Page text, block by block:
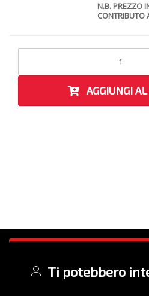
N.B. PREZZO
CONTRIBUTO
AGGIUNGI
Ti potebbero